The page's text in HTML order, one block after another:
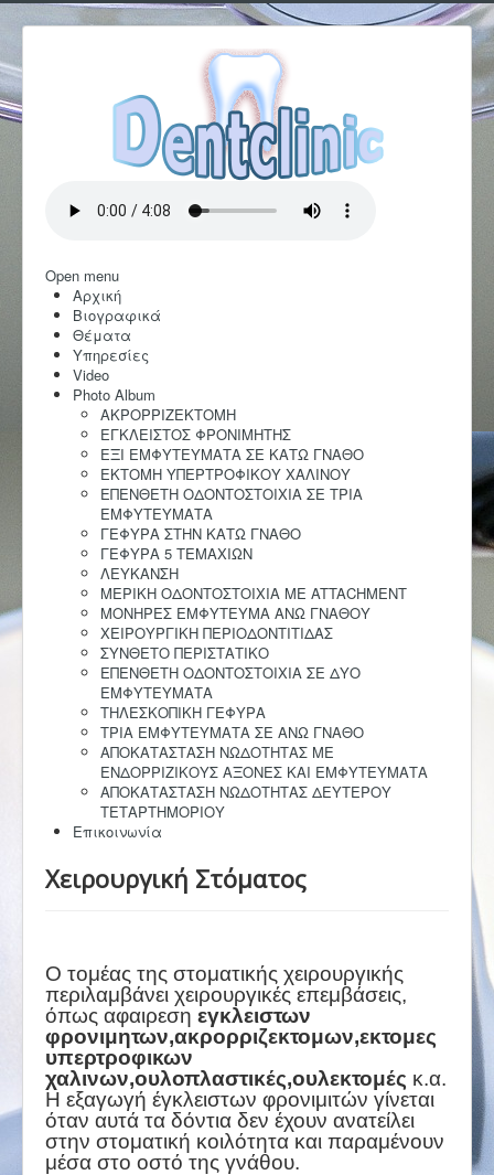
Open menu
Αρχική
Βιογραφικά
Θέματα
Υπηρεσίες
Video
Photo Album
AKΡΟΡΡΙΖΕΚΤΟΜΗ
ΕΓΚΛΕΙΣΤΟΣ ΦΡΟΝΙΜΗΤΗΣ
ΕΞΙ ΕΜΦΥΤΕΥΜΑΤΑ ΣΕ ΚΑΤΩ ΓΝΑΘΟ
ΕΚΤΟΜΗ ΥΠΕΡΤΡΟΦΙΚΟΥ ΧΑΛΙΝΟΥ
ΕΠΕΝΘΕΤΗ ΟΔΟΝΤΟΣΤΟΙΧΙΑ ΣΕ ΤΡΙΑ
ΕΜΦΥΤΕΥΜΑΤΑ
ΓΕΦΥΡΑ ΣΤΗΝ ΚΑΤΩ ΓΝΑΘΟ
ΓΕΦΥΡΑ 5 ΤΕΜΑΧΙΩΝ
ΛΕΥΚΑΝΣΗ
ΜΕΡΙΚΗ ΟΔΟΝΤΟΣΤΟΙΧΙΑ ΜΕ ATTACHMENT
ΜΟΝΗΡΕΣ ΕΜΦΥΤΕΥΜΑ ΑΝΩ ΓΝΑΘΟΥ
ΧΕΙΡΟΥΡΓΙΚΗ ΠΕΡΙΟΔΟΝΤΙΤΙΔΑΣ
ΣΥΝΘΕΤΟ ΠΕΡΙΣΤΑΤΙΚΟ
ΕΠΕΝΘΕΤΗ ΟΔΟΝΤΟΣΤΟΙΧΙΑ ΣΕ ΔΥΟ
ΕΜΦΥΤΕΥΜΑΤΑ
ΤΗΛΕΣΚΟΠΙΚΗ ΓΕΦΥΡΑ
ΤΡΙΑ ΕΜΦΥΤΕΥΜΑΤΑ ΣΕ ΑΝΩ ΓΝΑΘΟ
ΑΠΟΚΑΤΑΣΤΑΣΗ ΝΩΔΟΤΗΤΑΣ ΜΕ
ΕΝΔΟΡΡΙΖΙΚΟΥΣ ΑΞΟΝΕΣ ΚΑΙ ΕΜΦΥΤΕΥΜΑΤΑ
ΑΠΟΚΑΤΑΣΤΑΣΗ ΝΩΔΟΤΗΤΑΣ ΔΕΥΤΕΡΟΥ
ΤΕΤΑΡΤΗΜΟΡΙΟΥ
Επικοινωνία
Χειρουργική Στόματος
Ο τομέας της στοματικής χειρουργικής
περιλαμβάνει χειρουργικές επεμβάσεις,
όπως αφαιρεση εγκλειστων
φρονιμητων,ακρορριζεκτομων,εκτομες
υπερτροφικων
χαλινων,ουλοπλαστικές,ουλεκτομές κ.α.
Η εξαγωγή έγκλειστων φρονιμιτών γίνεται
όταν αυτά τα δόντια δεν έχουν ανατείλει
στην στοματική κοιλότητα και παραμένουν
μέσα στο οστό της γνάθου.